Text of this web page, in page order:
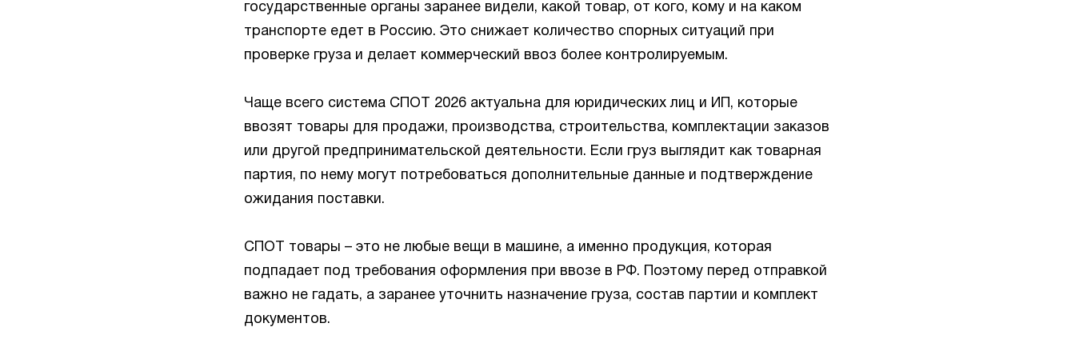
государственные органы заранее видели, какой товар, от кого, кому и на каком
транспорте едет в Россию. Это снижает количество спорных ситуаций при
проверке груза и делает коммерческий ввоз более контролируемым.
Чаще всего система СПОТ 2026 актуальна для юридических лиц и ИП, которые
ввозят товары для продажи, производства, строительства, комплектации заказов
или другой предпринимательской деятельности. Если груз выглядит как товарная
партия, по нему могут потребоваться дополнительные данные и подтверждение
ожидания поставки.
СПОТ товары – это не любые вещи в машине, а именно продукция, которая
подпадает под требования оформления при ввозе в РФ. Поэтому перед отправкой
важно не гадать, а заранее уточнить назначение груза, состав партии и комплект
документов.